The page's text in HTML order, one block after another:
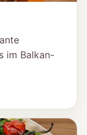
im Balkan-